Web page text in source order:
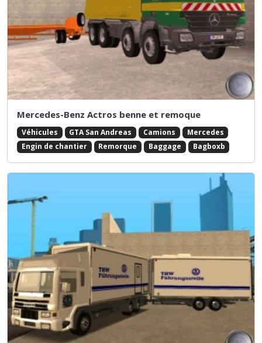
Mercedes-Benz Actros benne et remoque
Véhicules GTA San Andreas Camions
Mercedes
Engin de chantier
Remorque Baggage Bagboxb